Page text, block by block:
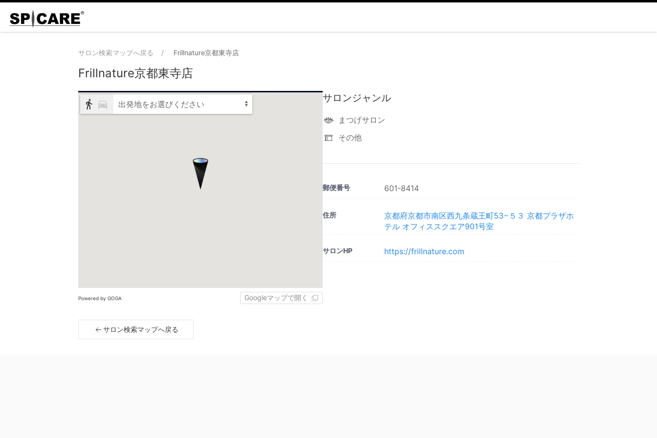
サロン検索マップへ戻る Frillnature京都東寺店
Frillnature京都東寺店
出発地をお選びください
Powered by GOGA Googleマップで開く
サロンジャンル
まつげサロン
その他
郵便番号 601-8414
住所
京都府京都市南区西九条蔵王町53−５３ 京都プラザホ
テル オフィススクエア901号室
サロンHP https://frillnature.com
サロン検索マップへ戻る